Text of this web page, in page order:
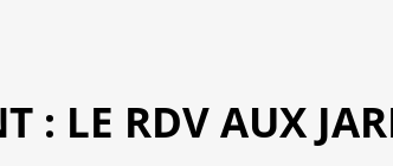
: LE RDV AUX